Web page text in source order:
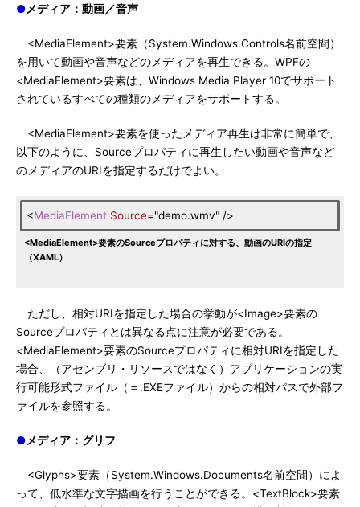
●メディア：動画／音声
<MediaElement>要素（System.Windows.Controls名前空間）
を用いて動画や音声などのメディアを再生できる。WPFの
<MediaElement>要素は、Windows Media Player 10でサポート
されているすべての種類のメディアをサポートする。
<MediaElement>要素を使ったメディア再生は非常に簡単で、
以下のように、Sourceプロパティに再生したい動画や音声など
のメディアのURIを指定するだけでよい。
<MediaElement Source="demo.wmv" />
<MediaElement>要素のSourceプロパティに対する、動画のURIの指定
（XAML）
ただし、相対URIを指定した場合の挙動が<Image>要素の
Sourceプロパティとは異なる点に注意が必要である。
<MediaElement>要素のSourceプロパティに相対URIを指定した
場合、（アセンブリ・リソースではなく）アプリケーションの実
行可能形式ファイル（＝.EXEファイル）からの相対パスで外部フ
ァイルを参照する。
●メディア：グリフ
<Glyphs>要素（System.Windows.Documents名前空間）によ
って、低水準な文字描画を行うことができる。<TextBlock>要素